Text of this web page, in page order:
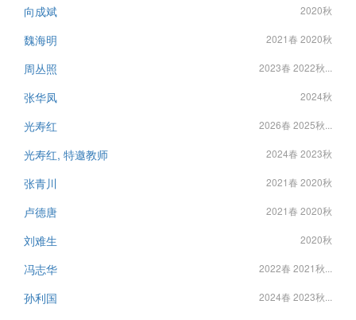
向成斌 2020秋
魏海明 2021春 2020秋
周丛照 2023春 2022秋...
张华凤 2024秋
光寿红 2026春 2025秋...
光寿红, 特邀教师 2024春 2023秋
张青川 2021春 2020秋
卢德唐 2021春 2020秋
刘难生 2020秋
冯志华 2022春 2021秋...
孙利国 2024春 2023秋...